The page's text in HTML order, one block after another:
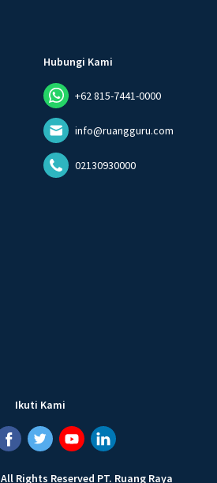
Hubungi Kami
+62 815-7441-0000
info@ruangguru.com
02130930000
Ikuti Kami
All Rights Reserved PT. Ruang Raya